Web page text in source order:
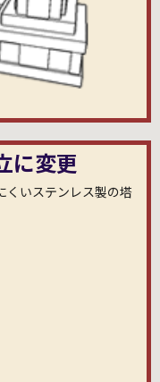
に変更
くいステンレス製の塔